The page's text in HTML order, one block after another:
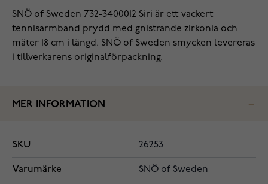
SNÖ of Sweden 732-3400012 Siri är ett vackert
tennisarmband prydd med gnistrande zirkonia och
mäter 18 cm i längd. SNÖ of Sweden smycken levereras
i tillverkarens originalförpackning.
MER INFORMATION
SKU 26253
Varumärke SNÖ of Sweden